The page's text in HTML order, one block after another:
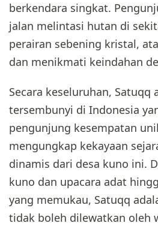
berkendara singkat.
jalan melintasi hutan di
perairan sebening kristal,
dan menikmati keindahan
Secara keseluruhan, Satuqq
tersembunyi di Indonesia
pengunjung kesempatan
mengungkap kekayaan
dinamis dari desa kuno ini.
kuno dan upacara adat
yang memukau, Satuqq
tidak boleh dilewatkan oleh